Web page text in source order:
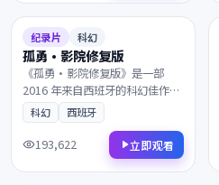
8.5
纪录片 科幻
孤勇·影院修复版
《孤勇·影院修复版》是一部
2016 年来自西班牙的科幻佳作。
当真相只剩一线之隔，看似偶然
的相遇背后藏着惊人的真相。镜
头与配乐的张力让每一帧都值得
细细品鉴，影迷不容错过。
科幻 西班牙
193,622 立即观看